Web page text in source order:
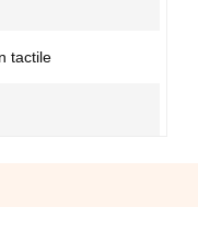
tactile